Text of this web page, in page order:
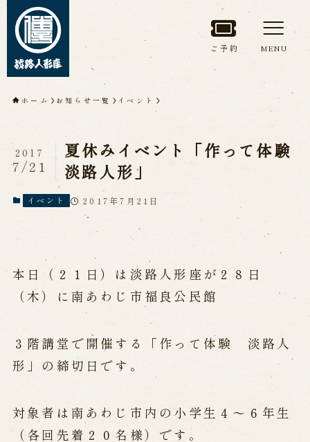
トップページ
淡路人形座について
淡路人形座とは
座員紹介
人間国宝 故鶴澤友路師匠
淡路人形座の成り立ち
淡路人形座で研修した人々
淡路人形浄瑠璃を受け継いで
公演情報
公演カレンダー
開催中の公演
出張公演
学校公演
海外旅行客向け特別公演「くにうみ」
ご予約 MENU
ホーム お知らせ一覧 イベント
夏休みイベント「作って体験
淡路人形」
2017
7/21
イベント 2017年7月21日
本日（２１日）は淡路人形座が２８日
（木）に南あわじ市福良公民館
３階講堂で開催する「作って体験 淡路人
形」の締切日です。
対象者は南あわじ市内の小学生４～６年生
（各回先着２０名様）です。